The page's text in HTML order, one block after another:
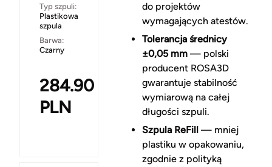
Typ szpuli:
Plastikowa
szpula
Barwa:
Czarny
284.90
PLN
do projektów
wymagających atestów.
Tolerancja średnicy
±0,05 mm— polski
producent ROSA3D
gwarantuje stabilność
wymiarową na całej
długości szpuli.
Szpula ReFill— mniej
plastiku w opakowaniu,
zgodnie z polityką